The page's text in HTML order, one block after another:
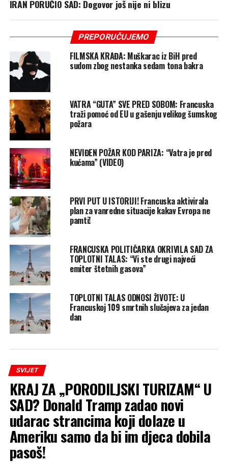
IRAN PORUČIO SAD: Dogovor još nije ni blizu
PREPORUČUJEMO
FILMSKA KRAĐA: Muškarac iz BiH pred
sudom zbog nestanka sedam tona bakra
VATRA “GUTA” SVE PRED SOBOM: Francuska
traži pomoć od EU u gašenju velikog šumskog
požara
NEVIĐEN POŽAR KOD PARIZA: “Vatra je pred
kućama” (VIDEO)
PRVI PUT U ISTORIJI! Francuska aktivirala
plan za vanredne situacije kakav Evropa ne
pamti!
FRANCUSKA POLITIČARKA OKRIVILA SAD ZA
TOPLOTNI TALAS: “Vi ste drugi najveći
emiter štetnih gasova”
TOPLOTNI TALAS ODNOSI ŽIVOTE: U
Francuskoj 109 smrtnih slučajeva za jedan
dan
SVIJET
KRAJ ZA „PORODILJSKI TURIZAM“ U
SAD? Donald Tramp zadao novi
udarac strancima koji dolaze u
Ameriku samo da bi im djeca dobila
pasoš!